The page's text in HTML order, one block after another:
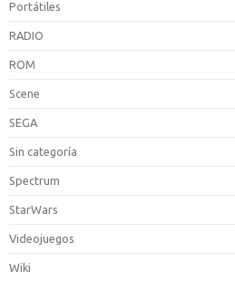
Portátiles
RADIO
ROM
Scene
SEGA
Sin categoría
Spectrum
StarWars
Videojuegos
Wiki